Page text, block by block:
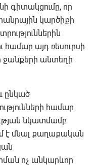
գիտակցումը, որ
հանրային կարծիքի
համար այդ ռեսուրսի
ջանքերի անտեղի
ընկած
համար
նկատմամբ
է մնալ քաղաքական
ոչ անկարևոր